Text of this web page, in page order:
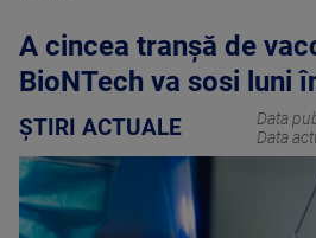
A cincea tranşă de
BioNTech va sosi luni
ȘTIRI ACTUALE Data
Data